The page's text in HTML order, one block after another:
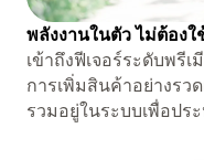
พลังงานในตัว ไม่ต้อง
เข้าถึงฟีเจอร์ระดับพรี
การเพิ่มสินค้าอย่างรว
รวมอยู่ในระบบเพื่อป